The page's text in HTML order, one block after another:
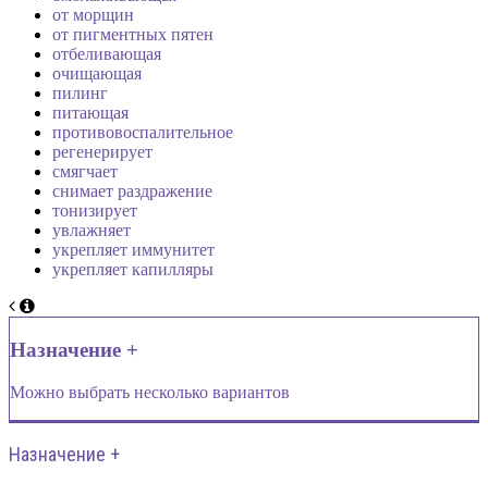
от морщин
от пигментных пятен
отбеливающая
очищающая
пилинг
питающая
противовоспалительное
регенерирует
смягчает
снимает раздражение
тонизирует
увлажняет
укрепляет иммунитет
укрепляет капилляры
Назначение +
Можно выбрать несколько вариантов
Назначение +